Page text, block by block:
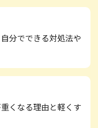
分でできる対処法や
くなる理由と軽くす